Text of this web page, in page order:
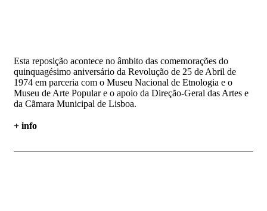
Esta reposição acontece no âmbito das comemorações do
quinquagésimo aniversário da Revolução de 25 de Abril de
1974 em parceria com o Museu Nacional de Etnologia e o
Museu de Arte Popular e o apoio da Direção-Geral das Artes e
da Cãmara Municipal de Lisboa.
+ info